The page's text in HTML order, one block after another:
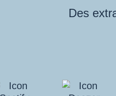
Des